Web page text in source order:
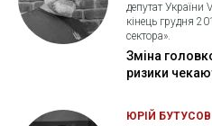
депутат України
кінець грудня
сектора».
Зміна
ризики
ЮРІЙ БУТУСОВ